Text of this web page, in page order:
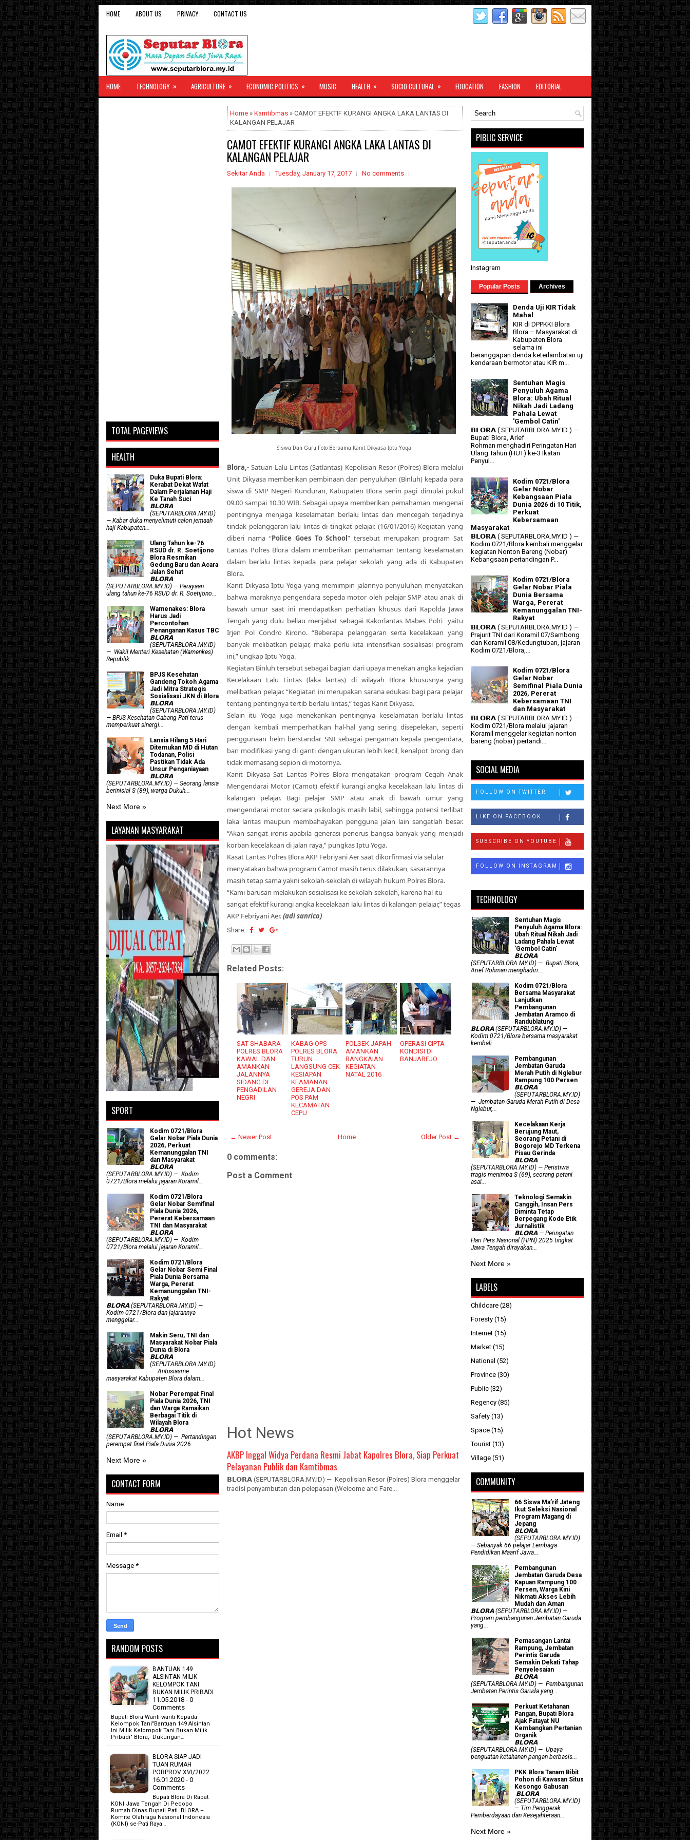
HOME ABOUT US PRIVACY CONTACT US
HOME TECHNOLOGY » AGRICULTURE » ECONOMIC POLITICS » MUSIC HEALTH » SOCIO CULTURAL » EDUCATION FASHION EDITORIAL
Home » Kamtibmas » CAMOT EFEKTIF KURANGI ANGKA LAKA LANTAS DI
KALANGAN PELAJAR
CAMOT EFEKTIF KURANGI ANGKA LAKA LANTAS DI
KALANGAN PELAJAR
Sekitar Anda Tuesday, January 17, 2017 No comments
Siswa Dan Guru Foto Bersama Kanit Dikyasa Iptu Yoga
Blora,-Satuan Lalu Lintas (Satlantas) Kepolisian Resor (Polres) Blora melalui
Unit Dikyasa memberikan pembinaan dan penyuluhan (Binluh) kepada para
siswa di SMP Negeri Kunduran, Kabupaten Blora senin pagi dimulai pukul
09.00 sampai 10.30 WIB. Sebagai upaya memberikan pemahaman mengenai
pentingnya menjaga keselamatan berlalu lintas dan mencegah terjadinya
tindak pelanggaran lalu lintas di tingkat pelajar. (16/01/2016) Kegiatan yang
diberi nama “Police Goes To School” tersebut merupakan program Sat
Lantas Polres Blora dalam memberikan pemahaman tentang keselamatan
dalam berlalu lintas kepada para pelajar sekolah yang ada di Kabupaten
Blora.
Kanit Dikyasa Iptu Yoga yang memimpin jalannya penyuluhan menyatakan
bahwa maraknya pengendara sepeda motor oleh pelajar SMP atau anak di
bawah umur saat ini mendapatkan perhatian khusus dari Kapolda Jawa
Tengah yang dulu beliau menjabat sebagai Kakorlantas Mabes Polri yaitu
Irjen Pol Condro Kirono. “Beberapa pelanggaran serta kecelakaan yang
banyak melibatkan pelajar, maka perlu kita intensifkan sosialisasi program
ini,” ungkap Iptu Yoga.
Kegiatan Binluh tersebut sebagai bagian dari upaya menekan angka kejadian
Kecelakaan Lalu Lintas (laka lantas) di wilayah Blora khususnya yang
melibatkan pelajar. “Kegiatan ini merupakan sarana edukasi bagi para pelajar
tentang pentingnya tertib berlalu lintas,” tegas Kanit Dikyasa.
Selain itu Yoga juga menekankan pentingnya keselamatan berlalu lintas
dengan kembali memperhatikan hal-hal yang sering disepelekan, seperti
penggunaan helm berstandar SNI sebagai pengaman kepala pengendara,
ban modifikasi yang di ganti dengan ukuran lebih kecil, kenalpot brong dan
tidak memasang sepion di motornya.
Kanit Dikyasa Sat Lantas Polres Blora mengatakan program Cegah Anak
Mengendarai Motor (Camot) efektif kurangi angka kecelakaan lalu lintas di
kalangan pelajar. Bagi pelajar SMP atau anak di bawah umur yang
mengendarai motor secara psikologis masih labil, sehingga potensi terlibat
laka lantas maupun membahayakan pengguna jalan lain sangatlah besar.
“Akan sangat ironis apabila generasi penerus bangsa banyak yang menjadi
korban kecelakaan di jalan raya,” pungkas Iptu Yoga.
Kasat Lantas Polres Blora AKP Febriyani Aer saat dikorfirmasi via selular
menyatakan bahwa program Camot masih terus dilakukan, sasarannya
masih tetap sama yakni sekolah-sekolah di wilayah hukum Polres Blora.
“Kami barusan melakukan sosialisasi ke sekolah-sekolah, karena hal itu
sangat efektif kurangi angka kecelakaan lalu lintas di kalangan pelajar,” tegas
AKP Febriyani Aer.(adi sanrico)
Share:
Related Posts:
SAT SHABARA
POLRES BLORA
KAWAL DAN
AMANKAN
JALANNYA
SIDANG DI
PENGADILAN
NEGRI
KABAG OPS
POLRES BLORA
TURUN
LANGSUNG CEK
KESIAPAN
KEAMANAN
GEREJA DAN
POS PAM
KECAMATAN
CEPU
POLSEK JAPAH
AMANKAN
RANGKAIAN
KEGIATAN
NATAL 2016
OPERASI CIPTA
KONDISI DI
BANJAREJO
← Newer Post Older Post →
Home
0 comments:
Post a Comment
Hot News
AKBP Inggal Widya Perdana Resmi Jabat Kapolres Blora, Siap Perkuat
Pelayanan Publik dan Kamtibmas
𝗕𝗟𝗢𝗥𝗔 (SEPUTARBLORA.MY.ID) — Kepolisian Resor (Polres) Blora menggelar
tradisi penyambutan dan pelepasan (Welcome and Fare...
TOTAL PAGEVIEWS
HEALTH
Duka Bupati Blora:
Kerabat Dekat Wafat
Dalam Perjalanan Haji
Ke Tanah Suci
𝗕𝗟𝗢𝗥𝗔
(SEPUTARBLORA.MY.ID)
— Kabar duka menyelimuti calon jemaah
haji Kabupaten...
Ulang Tahun ke-76
RSUD dr. R. Soetijono
Blora Resmikan
Gedung Baru dan Acara
Jalan Sehat
𝗕𝗟𝗢𝗥𝗔
(SEPUTARBLORA.MY.ID) — Perayaan
ulang tahun ke-76 RSUD dr. R. Soetijono...
Wamenakes: Blora
Harus Jadi
Percontohan
Penanganan Kasus TBC
𝗕𝗟𝗢𝗥𝗔
(SEPUTARBLORA.MY.ID)
— Wakil Menteri Kesehatan (Wamenkes)
Republik...
BPJS Kesehatan
Gandeng Tokoh Agama
Jadi Mitra Strategis
Sosialisasi JKN di Blora
𝗕𝗟𝗢𝗥𝗔
(SEPUTARBLORA.MY.ID)
— BPJS Kesehatan Cabang Pati terus
memperkuat sinergi...
Lansia Hilang 5 Hari
Ditemukan MD di Hutan
Todanan, Polisi
Pastikan Tidak Ada
Unsur Penganiayaan
𝗕𝗟𝗢𝗥𝗔
(SEPUTARBLORA.MY.ID) — Seorang lansia
berinisial S (89), warga Dukuh...
Next More »
LAYANAN MASYARAKAT
SPORT
Kodim 0721/Blora
Gelar Nobar Piala Dunia
2026, Perkuat
Kemanunggalan TNI
dan Masyarakat
𝗕𝗟𝗢𝗥𝗔
(SEPUTARBLORA.MY.ID) — Kodim
0721/Blora melalui jajaran Koramil...
Kodim 0721/Blora
Gelar Nobar Semifinal
Piala Dunia 2026,
Pererat Kebersamaan
TNI dan Masyarakat
𝗕𝗟𝗢𝗥𝗔
(SEPUTARBLORA.MY.ID) — Kodim
0721/Blora melalui jajaran Koramil...
Kodim 0721/Blora
Gelar Nobar Semi Final
Piala Dunia Bersama
Warga, Pererat
Kemanunggalan TNI-
Rakyat
𝗕𝗟𝗢𝗥𝗔 (SEPUTARBLORA.MY.ID) —
Kodim 0721/Blora dan jajarannya
menggelar...
Makin Seru, TNI dan
Masyarakat Nobar Piala
Dunia di Blora
𝗕𝗟𝗢𝗥𝗔
(SEPUTARBLORA.MY.ID)
— Antusiasme
masyarakat Kabupaten Blora dalam...
Nobar Perempat Final
Piala Dunia 2026, TNI
dan Warga Ramaikan
Berbagai Titik di
Wilayah Blora
𝗕𝗟𝗢𝗥𝗔
(SEPUTARBLORA.MY.ID) — Pertandingan
perempat final Piala Dunia 2026...
Next More »
CONTACT FORM
Name
Email *
Message *
RANDOM POSTS
BANTUAN 149
ALSINTAN MILIK
KELOMPOK TANI
BUKAN MILIK PRIBADI
11.05.2018 - 0
Comments
Bupati Blora Wanti-wanti Kepada
Kelompok Tani"Bantuan 149 Alsintan
Ini Milik Kelompok Tani Bukan Milik
Pribadi" Blora,- Dukungan…
BLORA SIAP JADI
TUAN RUMAH
PORPROV XVI/2022
16.01.2020 - 0
Comments
Bupati Blora Di Rapat
KONI Jawa Tengah Di Pedopo
Rumah Dinas Bupati Pati. BLORA –
Komite Olahraga Nasional Indonesia
(KONI) se-Pati Raya…
PIBLIC SERVICE
Instagram
Popular Posts Archives
Denda Uji KIR Tidak
Mahal
KIR di DPPKKI Blora
Blora – Masyarakat di
Kabupaten Blora
selama ini
beranggapan denda keterlambatan uji
kendaraan bermotor atau KIR m...
Sentuhan Magis
Penyuluh Agama
Blora: Ubah Ritual
Nikah Jadi Ladang
Pahala Lewat
'Gembol Catin'
𝗕𝗟𝗢𝗥𝗔 ( SEPUTARBLORA.MY.ID ) —
Bupati Blora, Arief
Rohman menghadiri Peringatan Hari
Ulang Tahun (HUT) ke-3 Ikatan
Penyul...
Kodim 0721/Blora
Gelar Nobar
Kebangsaan Piala
Dunia 2026 di 10 Titik,
Perkuat
Kebersamaan
Masyarakat
𝗕𝗟𝗢𝗥𝗔 ( SEPUTARBLORA.MY.ID ) —
Kodim 0721/Blora kembali menggelar
kegiatan Nonton Bareng (Nobar)
Kebangsaan pertandingan P...
Kodim 0721/Blora
Gelar Nobar Piala
Dunia Bersama
Warga, Pererat
Kemanunggalan TNI-
Rakyat
𝗕𝗟𝗢𝗥𝗔 ( SEPUTARBLORA.MY.ID ) —
Prajurit TNI dari Koramil 07/Sambong
dan Koramil 08/Kedungtuban, jajaran
Kodim 0721/Blora,...
Kodim 0721/Blora
Gelar Nobar
Semifinal Piala Dunia
2026, Pererat
Kebersamaan TNI
dan Masyarakat
𝗕𝗟𝗢𝗥𝗔 ( SEPUTARBLORA.MY.ID ) —
Kodim 0721/Blora melalui jajaran
Koramil menggelar kegiatan nonton
bareng (nobar) pertandi...
SOCIAL MEDIA
FOLLOW ON TWITTER
LIKE ON FACEBOOK
SUBSCRIBE ON YOUTUBE
FOLLOW ON INSTAGRAM
TECHNOLOGY
Sentuhan Magis
Penyuluh Agama Blora:
Ubah Ritual Nikah Jadi
Ladang Pahala Lewat
'Gembol Catin'
𝗕𝗟𝗢𝗥𝗔
(SEPUTARBLORA.MY.ID) — Bupati Blora,
Arief Rohman menghadiri...
Kodim 0721/Blora
Bersama Masyarakat
Lanjutkan
Pembangunan
Jembatan Aramco di
Randublatung
𝗕𝗟𝗢𝗥𝗔 (SEPUTARBLORA.MY.ID) —
Kodim 0721/Blora bersama masyarakat
kembali...
Pembangunan
Jembatan Garuda
Merah Putih di Nglebur
Rampung 100 Persen
𝗕𝗟𝗢𝗥𝗔
(SEPUTARBLORA.MY.ID)
— Jembatan Garuda Merah Putih di Desa
Nglebur,...
Kecelakaan Kerja
Berujung Maut,
Seorang Petani di
Bogorejo MD Terkena
Pisau Gerinda
𝗕𝗟𝗢𝗥𝗔
(SEPUTARBLORA.MY.ID) — Peristiwa
tragis menimpa S (69), seorang petani
asal...
Teknologi Semakin
Canggih, Insan Pers
Diminta Tetap
Berpegang Kode Etik
Jurnalistik
𝗕𝗟𝗢𝗥𝗔 — Peringatan
Hari Pers Nasional (HPN) 2025 tingkat
Jawa Tengah dirayakan...
Next More »
LABELS
Childcare (28)
Foresty (15)
Internet (15)
Market (15)
National (52)
Province (30)
Public (32)
Regency (85)
Safety (13)
Space (15)
Tourist (13)
Village (51)
COMMUNITY
66 Siswa Ma’rif Jateng
Ikut Seleksi Nasional
Program Magang di
Jepang
𝗕𝗟𝗢𝗥𝗔
(SEPUTARBLORA.MY.ID)
— Sebanyak 66 pelajar Lembaga
Pendidikan Maarif Jawa...
Pembangunan
Jembatan Garuda Desa
Kapuan Rampung 100
Persen, Warga Kini
Nikmati Akses Lebih
Mudah dan Aman
𝗕𝗟𝗢𝗥𝗔 (SEPUTARBLORA.MY.ID) —
Program pembangunan Jembatan Garuda
yang...
Pemasangan Lantai
Rampung, Jembatan
Perintis Garuda
Semakin Dekati Tahap
Penyelesaian
𝗕𝗟𝗢𝗥𝗔
(SEPUTARBLORA.MY.ID) — Pembangunan
Jembatan Perintis Garuda yang...
​Perkuat Ketahanan
Pangan, Bupati Blora
Ajak Fatayat NU
Kembangkan Pertanian
Organik
𝗕𝗟𝗢𝗥𝗔
(SEPUTARBLORA.MY.ID) — Upaya
penguatan ketahanan pangan berbasis...
PKK Blora Tanam Bibit
Pohon di Kawasan Situs
Kesongo Gabusan
‎ 𝗕𝗟𝗢𝗥𝗔
(SEPUTARBLORA.MY.ID)
— Tim Penggerak
Pemberdayaan dan Kesejahteraan...
Next More »